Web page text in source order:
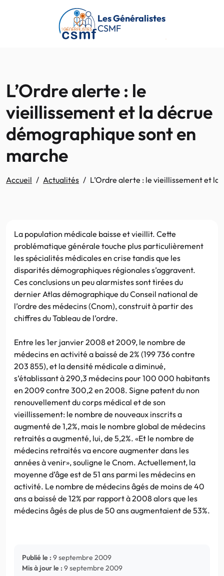
Passer au contenu principal
Les Généralistes
CSMF
L’Ordre alerte : le
vieillissement et la décrue
démographique sont en
marche
Accueil Actualités L’Ordre alerte : le vieillissement et
La population médicale baisse et vieillit. Cette
problématique générale touche plus particulièrement
les spécialités médicales en crise tandis que les
disparités démographiques régionales s’aggravent.
Ces conclusions un peu alarmistes sont tirées du
dernier Atlas démographique du Conseil national de
l’ordre des médecins (Cnom), construit à partir des
chiffres du Tableau de l’ordre.
Entre les 1er janvier 2008 et 2009, le nombre de
médecins en activité a baissé de 2% (199 736 contre
203 855), et la densité médicale a diminué,
s’établissant à 290,3 médecins pour 100 000 habitants
en 2009 contre 300,2 en 2008. Signe patent du non
renouvellement du corps médical et de son
vieillissement: le nombre de nouveaux inscrits a
augmenté de 1,2%, mais le nombre global de médecins
retraités a augmenté, lui, de 5,2%. «Et le nombre de
médecins retraités va encore augmenter dans les
années à venir», souligne le Cnom. Actuellement, la
moyenne d’âge est de 51 ans parmi les médecins en
activité. Le nombre de médecins âgés de moins de 40
ans a baissé de 12% par rapport à 2008 alors que les
médecins âgés de plus de 50 ans augmentaient de 53%.
Publié le : 9 septembre 2009
Mis à jour le : 9 septembre 2009